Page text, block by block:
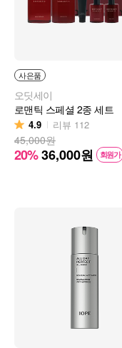
사은품
오딧세이
로맨틱 스페셜 2종 세트
4.9 리뷰 112
45,000원
20%36,000원 회원가